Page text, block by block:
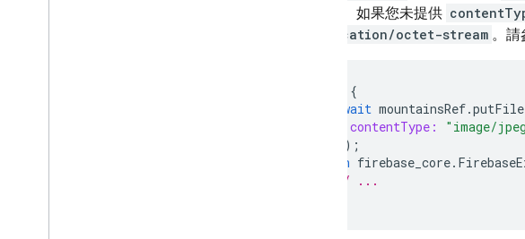
的類型。如果您未提供
application/octet-stream 。請
{
await mountainsRef.putFile
contentType:
"image/
));
on firebase_core.
// ...